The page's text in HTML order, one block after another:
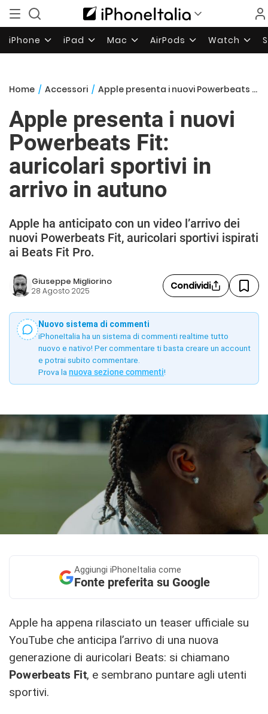
iPhone iPad Mac AirPods Watch
Home / Accessori / Apple presenta i nuovi Powerbeats Fit: auricolari sportivi in arrivo in autuno
Apple presenta i nuovi
Powerbeats Fit:
auricolari sportivi in
arrivo in autuno
Apple ha anticipato con un video l’arrivo dei
nuovi Powerbeats Fit, auricolari sportivi ispirati
ai Beats Fit Pro.
Giuseppe Migliorino
28 Agosto 2025 Condividi
Nuovo sistema di commenti
iPhoneItalia ha un sistema di commenti realtime tutto
nuovo e nativo! Per commentare ti basta creare un account
e potrai subito commentare.
Prova la nuova sezione commenti!
Aggiungi iPhoneItalia come
Fonte preferita su Google
Apple ha appena rilasciato un teaser ufficiale su
YouTube che anticipa l’arrivo di una nuova
generazione di auricolari Beats: si chiamano
Powerbeats Fit, e sembrano puntare agli utenti
sportivi.